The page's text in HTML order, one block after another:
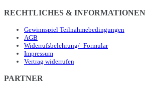
RECHTLICHES & INFORMATIONEN
Gewinnspiel Teilnahmebedingungen
AGB
Widerrufsbelehrung/- Formular
Impressum
Vertrag widerrufen
PARTNER